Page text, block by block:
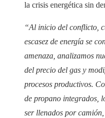
la crisis energética sin
“Al inicio del conflicto,
escasez de energía se
amenaza, analizamos
del precio del gas y
procesos productivos.
de propano integrados,
ser llenados por camión,